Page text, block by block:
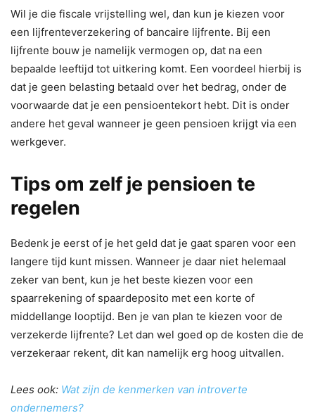
Wil je die fiscale vrijstelling wel, dan kun je kiezen voor
een lijfrenteverzekering of bancaire lijfrente. Bij een
lijfrente bouw je namelijk vermogen op, dat na een
bepaalde leeftijd tot uitkering komt. Een voordeel hierbij is
dat je geen belasting betaald over het bedrag, onder de
voorwaarde dat je een pensioentekort hebt. Dit is onder
andere het geval wanneer je geen pensioen krijgt via een
werkgever.
Tips om zelf je pensioen te
regelen
Bedenk je eerst of je het geld dat je gaat sparen voor een
langere tijd kunt missen. Wanneer je daar niet helemaal
zeker van bent, kun je het beste kiezen voor een
spaarrekening of spaardeposito met een korte of
middellange looptijd. Ben je van plan te kiezen voor de
verzekerde lijfrente? Let dan wel goed op de kosten die de
verzekeraar rekent, dit kan namelijk erg hoog uitvallen.
Lees ook: Wat zijn de kenmerken van introverte
ondernemers?